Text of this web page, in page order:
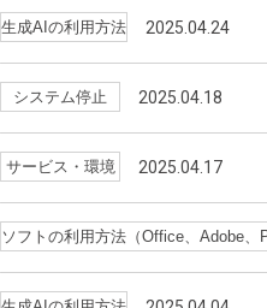
生成AIの利用方法 2025.04.24
システム停止 2025.04.18
サービス・環境 2025.04.17
ソフトの利用方法（Office、Adobe、